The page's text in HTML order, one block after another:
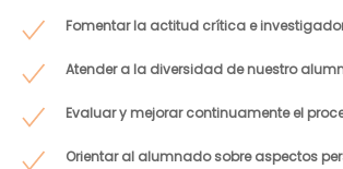
Fomentar la actitud crítica e
Atender a la diversidad de nuestro
Evaluar y mejorar continuamente el
Orientar al alumnado sobre aspectos